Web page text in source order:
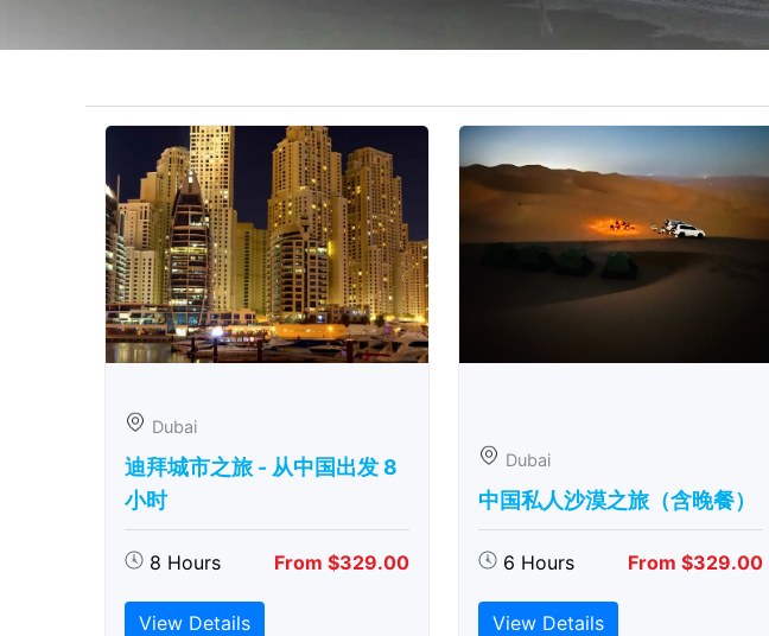
Dubai
迪拜城市之旅 - 从中​​国出发 8
小时
8 Hours From $329.00
View Details
Dubai
中国私人沙漠之旅（含晚餐）
6 Hours From $329.00
View Details